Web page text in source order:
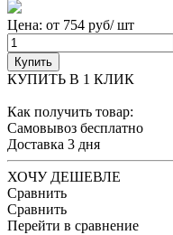
Цена: от 754 руб/ шт
Купить
КУПИТЬ В 1 КЛИК
Как получить товар:
Самовывоз бесплатно
Доставка 3 дня
ХОЧУ ДЕШЕВЛЕ
Сравнить
Сравнить
Перейти в сравнение